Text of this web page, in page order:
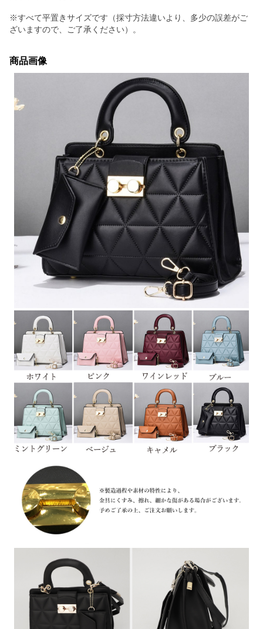
※すべて平置きサイズです（採寸方法違いより、多少の誤差がご
ざいますので、ご了承ください）。
商品画像